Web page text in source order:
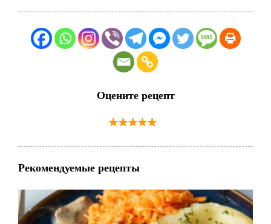
Оцените рецепт
Рекомендуемые рецепты